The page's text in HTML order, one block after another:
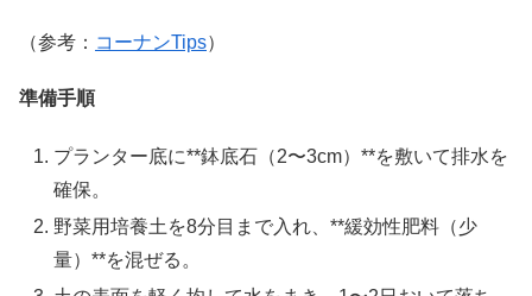
（参考： コーナンTips）
準備手順
プランター底に**鉢底石（2〜3cm）**を敷いて排水を
確保。
野菜用培養土を8分目まで入れ、**緩効性肥料（少
量）**を混ぜる。